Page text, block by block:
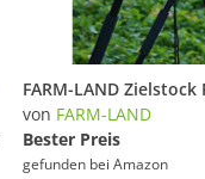
von FARM-LAND
Bester Preis
gefunden bei Amazon